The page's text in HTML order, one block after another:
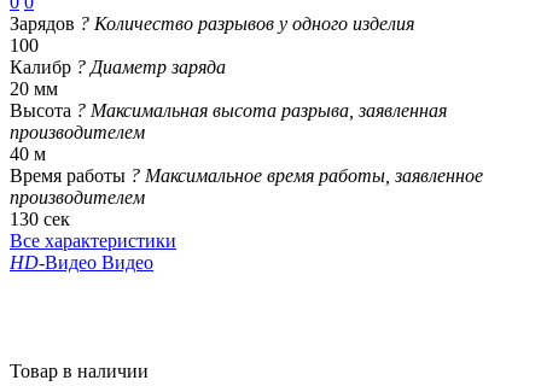
Зарядов ? Количество разрывов у одного изделия
100
Калибр ? Диаметр заряда
20 мм
Высота ? Максимальная высота разрыва, заявленная
производителем
40 м
Время работы ? Максимальное время работы, заявленное
производителем
130 сек
Все характеристики
HD-Видео Видео
Товар в наличии